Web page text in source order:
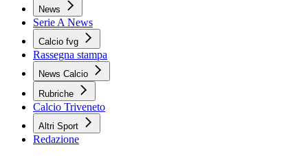
News
Serie A News
Calcio fvg
Rassegna stampa
News Calcio
Rubriche
Calcio Triveneto
Altri Sport
Redazione